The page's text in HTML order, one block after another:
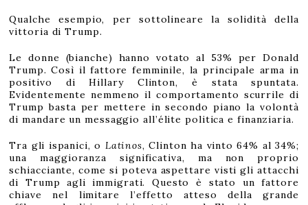
Qualche esempio, per sottolineare la solidità della
vittoria di Trump.
Le donne (bianche) hanno votato al 53% per Donald
Trump. Così il fattore femminile, la principale arma in
positivo di Hillary Clinton, è stata spuntata.
Evidentemente nemmeno il comportamento scurrile di
Trump basta per mettere in secondo piano la volontà
di mandare un messaggio all’élite politica e finanziaria.
Tra gli ispanici, o Latinos, Clinton ha vinto 64% al 34%;
una maggioranza significativa, ma non proprio
schiacciante, come si poteva aspettare visti gli attacchi
di Trump agli immigrati. Questo è stato un fattore
chiave nel limitare l’effetto atteso della grande